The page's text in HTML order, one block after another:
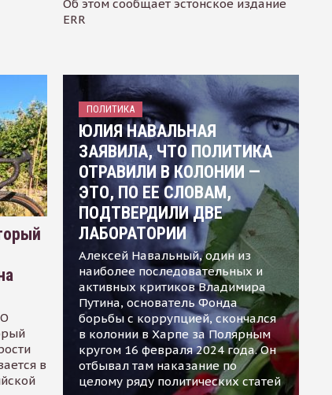
Об этом сообщает эстонское издание
ERR
в
ПОЛИТИКА
ЮЛИЯ НАВАЛЬНАЯ
ЗАЯВИЛА, ЧТО ПОЛИТИКА
ОТРАВИЛИ В КОЛОНИИ —
ЭТО, ПО ЕЕ СЛОВАМ,
ПОДТВЕРДИЛИ ДВЕ
ЛАБОРАТОРИИ
Алексей Навальный, один из
наиболее последовательных и
активных критиков Владимира
Путина, основатель Фонда
борьбы с коррупцией, скончался
в колонии в Харпе за Полярным
кругом 16 февраля 2024 года. Он
отбывал там наказание по
целому ряду политических статей